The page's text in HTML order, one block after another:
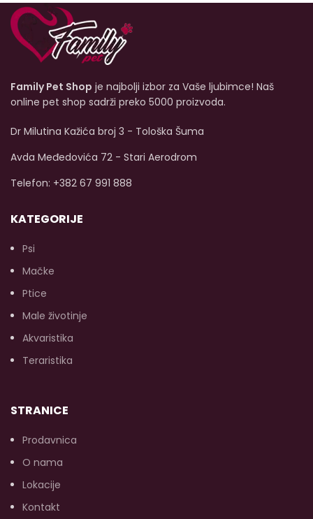
visoke biološke vrijednosti.
nuevo Chicken and Beef
JUNIOR je uravnotežena
kompletna ishrana sa
pravilnim nivoom proteina,
vitamina. Formulisan je
da podrži imunitet i
Bez vještačkih boja, bez
aroma ili konzervansa od
početka!Dostupna
Family Pet Shop je najbolji izbor za Vaše ljubimce! Naš
online pet shop sadrži preko 5000 proizvoda.
Dr Milutina Kažića broj 3 - Tološka Šuma
Avda Međedovića 72 - Stari Aerodrom
Telefon: +382 67 991 888
KATEGORIJE
Psi
Mačke
Ptice
Male životinje
Akvaristika
Teraristika
STRANICE
Prodavnica
O nama
Lokacije
Kontakt